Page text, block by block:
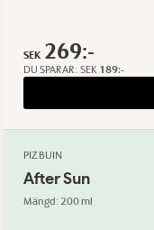
SEK 269:-
DU SPARAR: SEK 189:-
PIZ BUIN
After Sun
Mängd: 200 ml